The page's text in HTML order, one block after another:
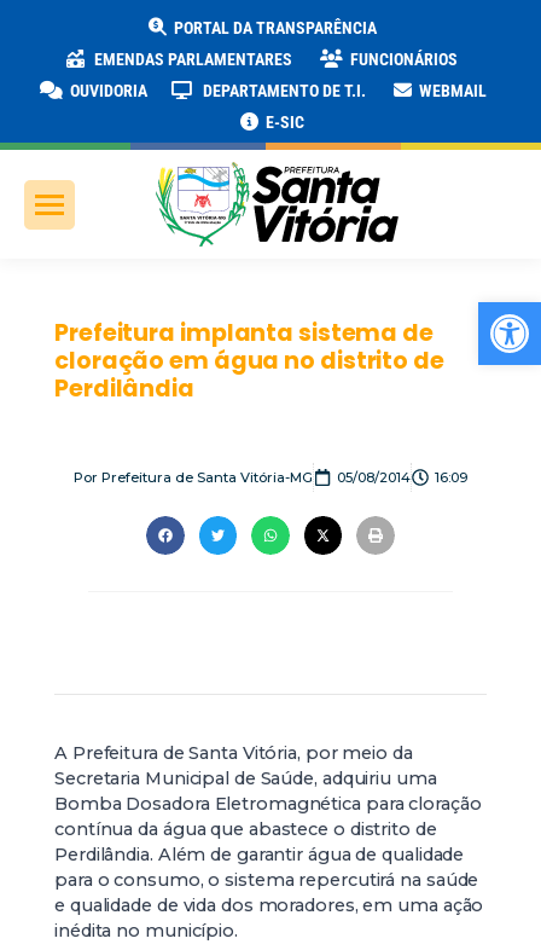
PORTAL DA TRANSPARÊNCIA
EMENDAS PARLAMENTARES
FUNCIONÁRIOS
OUVIDORIA
DEPARTAMENTO DE T.I.
WEBMAIL
E-SIC
Prefeitura implanta sistema de
cloração em água no distrito de
Perdilândia
Por Prefeitura de Santa Vitória-MG 05/08/2014 16:09
A Prefeitura de Santa Vitória, por meio da
Secretaria Municipal de Saúde, adquiriu uma
Bomba Dosadora Eletromagnética para cloração
contínua da água que abastece o distrito de
Perdilândia. Além de garantir água de qualidade
para o consumo, o sistema repercutirá na saúde
e qualidade de vida dos moradores, em uma ação
inédita no município.